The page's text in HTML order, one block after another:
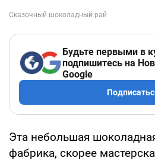
Будьте первыми в
подпишитесь на
Google
Эта небольшая
фабрика, скорее